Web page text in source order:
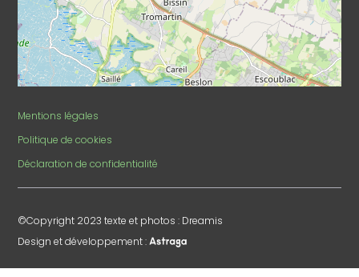
Mentions légales
Politique de cookies
Déclaration de confidentialité
©Copyright 2023 texte et photos : Dreamis
Design et développement :